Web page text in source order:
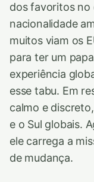
dos favoritos no
nacionalidade
muitos viam os
para ter um
experiência
esse tabu. Em
calmo e
e o Sul globais.
ele carrega a
de mudança.